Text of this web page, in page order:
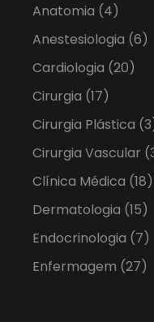
Anatomia (4)
Anestesiologia (6)
Cardiologia (20)
Cirurgia (17)
Cirurgia Plástica
Cirurgia Vascular
Clínica Médica (18)
Dermatologia (15)
Endocrinologia (7)
Enfermagem (27)